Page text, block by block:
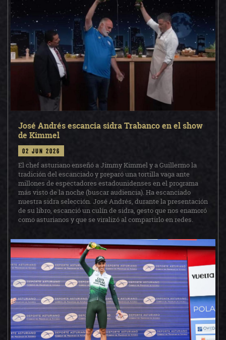
José Andrés escancia sidra Trabanco en el show
de Kimmel
02 jun 2026
El chef asturiano enseñó a Jimmy Kimmel y a Guillermo la
tradición del escanciado y preparó una tortilla vaga ante
millones de espectadores estadounidenses en el programa
más visto de la noche (buscar audiencia). Ha escanciado
nuestra sidra selección. José Andrés, durante la presentación
de su libro, escanció un culín de sidra, gesto que nos enamoró
como asturianos y que se viralizó al compartirlo en redes.